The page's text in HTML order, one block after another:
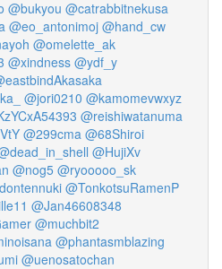
@bukyou @catrabbitnekusa
@eo_antonimoj @hand_cw
@omelette_ak
@xindness @ydf_y
@jori0210 @kamomevwxyz
@reishiwatanuma
@299cma @68Shiroi
@HujiXv
@nog5 @ryooooo_sk
@TonkotsuRamenP
@Jan46608348
@muchbit2
@phantasmblazing
@uenosatochan